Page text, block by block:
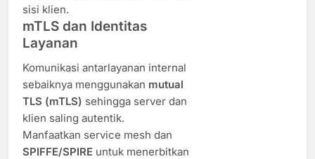
sisi klien.
mTLS dan Identitas
Layanan
Komunikasi antarlayanan internal
sebaiknya menggunakan mutual
TLS (mTLS) sehingga server dan
klien saling autentik.
Manfaatkan service mesh dan
SPIFFE/SPIRE untuk menerbitkan